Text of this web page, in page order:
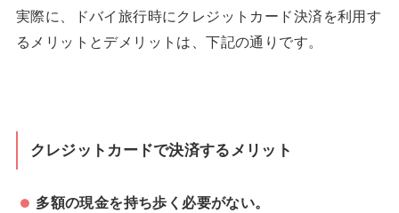
実際に、ドバイ旅行時にクレジットカード決済を利用す
るメリットとデメリットは、下記の通りです。
クレジットカードで決済するメリット
多額の現金を持ち歩く必要がない。